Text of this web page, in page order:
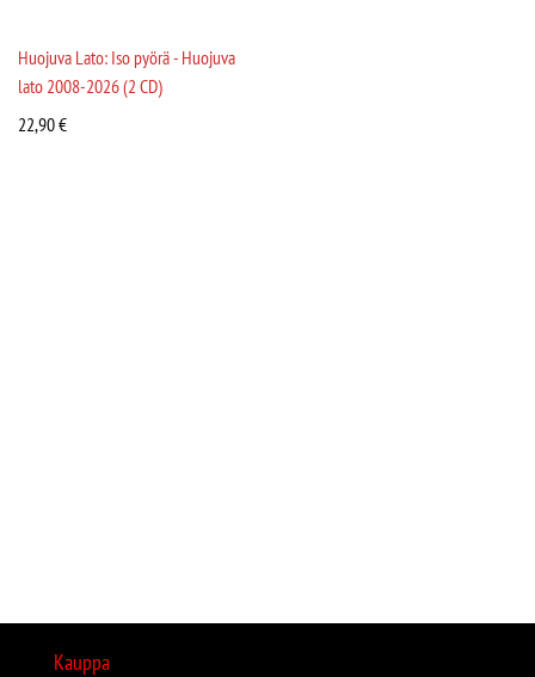
Huojuva Lato: Iso pyörä - Huojuva
lato 2008-2026 (2 CD)
22,90€
Kauppa